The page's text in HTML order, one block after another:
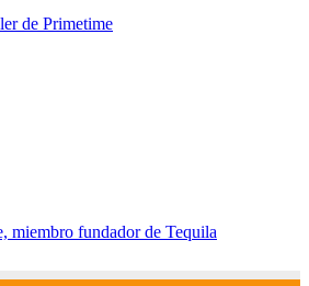
de Primetime
miembro fundador de Tequila